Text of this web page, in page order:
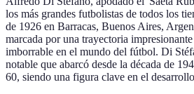
los más grandes futbolistas de todos los
de 1926 en Barracas, Buenos Aires,
marcada por una trayectoria
imborrable en el mundo del fútbol. Di
notable que abarcó desde la década de
60, siendo una figura clave en el